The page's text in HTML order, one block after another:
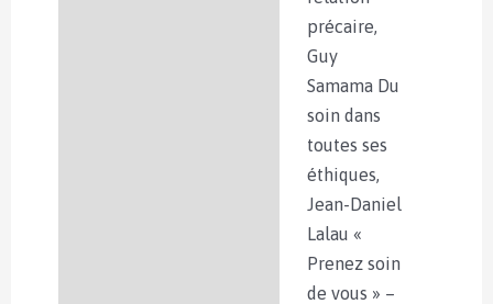
précaire,
Guy
Samama Du
soin dans
toutes ses
éthiques,
Jean-Daniel
Lalau «
Prenez soin
de vous » –